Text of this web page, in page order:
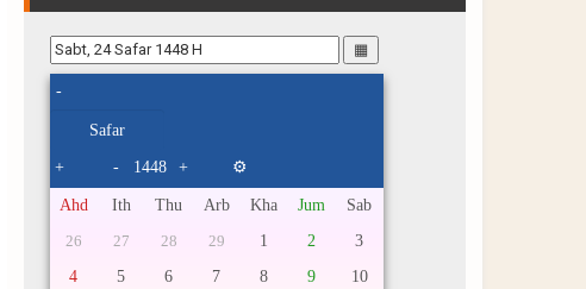
▦
-
+ - + ⚙
Ahd Ith Thu Arb Kha Jum Sab
26 27 28 29 1 2
3
4
5 6 7 8 9
10